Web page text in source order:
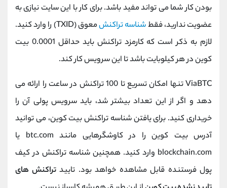
بودن کار شما می تواند مفید باشد. برای کار با این سایت نیازی به
عضویت ندارید، فقطشناسه تراکنش
معوق (TXID) را وارد کنید.
لازم به ذکر است که کارمزد تراکنش باید حداقل 0.0001 بیت
کوین در هر کیلوبایت باشد تا این سرویس کار کند.
ViaBTC تنها امکان تسریع تا 100 تراکنش در ساعت را ارائه می
دهد و اگر از این تعداد بیشتر شد، باید سرویس پولی آن را
خریداری کنید. برای یافتن شناسه تراکنش بیت کوین، می توانید
آدرس بیت کوین را در کاوشگرهایی مانند btc.com یا
blockchain.com وارد کنید. همچنین شناسه تراکنش در کیف
پول فرستنده قابل مشاهده خواهد بود. تاییدتراکنش های